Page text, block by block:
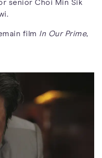
senior Choi Min Sik
film In Our Prime,